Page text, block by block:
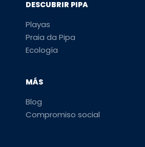
DESCUBRIR PIPA
Playas
Praia da Pipa
Ecología
MÁS
Blog
Compromiso social